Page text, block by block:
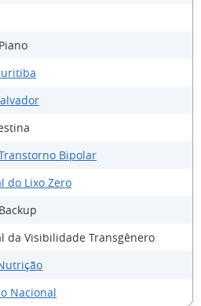
Bipolar
do Lixo Zero
da Visibilidade Transgênero
Nacional